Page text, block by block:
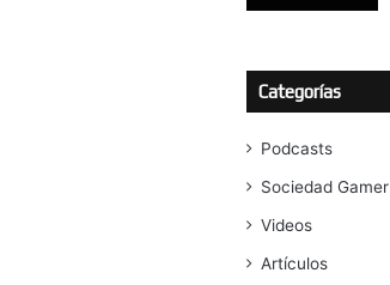
Categorías
Podcasts
Sociedad Gamer
Videos
Artículos